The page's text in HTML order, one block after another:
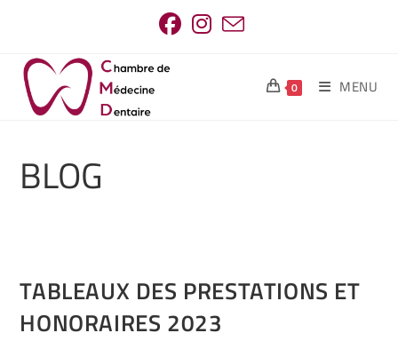
0 MENU
BLOG
TABLEAUX DES PRESTATIONS ET
HONORAIRES 2023